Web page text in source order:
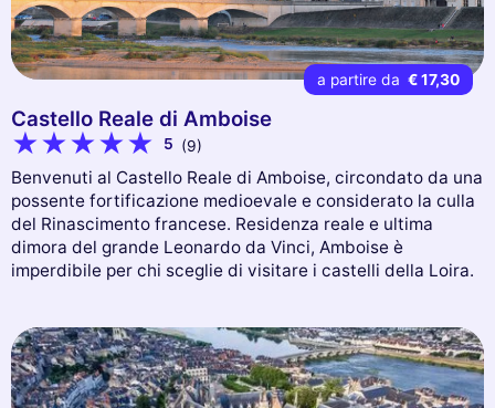
a partire da € 17,30
Castello Reale di Amboise
5 (9)
Benvenuti al Castello Reale di Amboise, circondato da una
possente fortificazione medioevale e considerato la culla
del Rinascimento francese. Residenza reale e ultima
dimora del grande Leonardo da Vinci, Amboise è
imperdibile per chi sceglie di visitare i castelli della Loira.